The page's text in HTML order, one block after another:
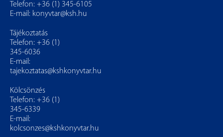
Telefon: +36 (1) 345-6105
E-mail: konyvtar@ksh.hu
Tájékoztatás
Telefon: +36 (1)
345-6036
E-mail:
tajekoztatas@kshkonyvtar.hu
Kölcsönzés
Telefon: +36 (1)
345-6339
E-mail:
kolcsonzes@kshkonyvtar.hu